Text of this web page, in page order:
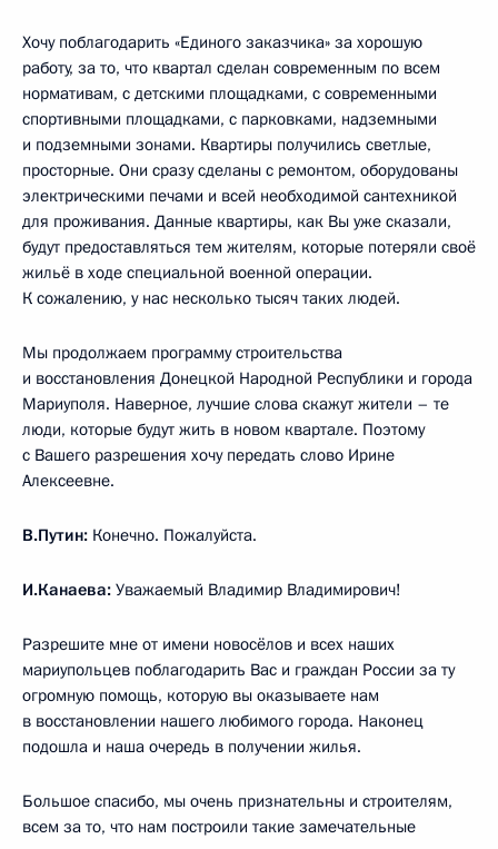
Хочу поблагодарить «Единого заказчика» за хорошую
работу, за то, что квартал сделан современным по всем
нормативам, с детскими площадками, с современными
спортивными площадками, с парковками, надземными
и подземными зонами. Квартиры получились светлые,
просторные. Они сразу сделаны с ремонтом, оборудованы
электрическими печами и всей необходимой сантехникой
для проживания. Данные квартиры, как Вы уже сказали,
будут предоставляться тем жителям, которые потеряли своё
жильё в ходе специальной военной операции.
К сожалению, у нас несколько тысяч таких людей.
Мы продолжаем программу строительства
и восстановления Донецкой Народной Республики и города
Мариуполя. Наверное, лучшие слова скажут жители – те
люди, которые будут жить в новом квартале. Поэтому
с Вашего разрешения хочу передать слово Ирине
Алексеевне.
В.Путин: Конечно. Пожалуйста.
И.Канаева: Уважаемый Владимир Владимирович!
Разрешите мне от имени новосёлов и всех наших
мариупольцев поблагодарить Вас и граждан России за ту
огромную помощь, которую вы оказываете нам
в восстановлении нашего любимого города. Наконец
подошла и наша очередь в получении жилья.
Большое спасибо, мы очень признательны и строителям,
всем за то, что нам построили такие замечательные